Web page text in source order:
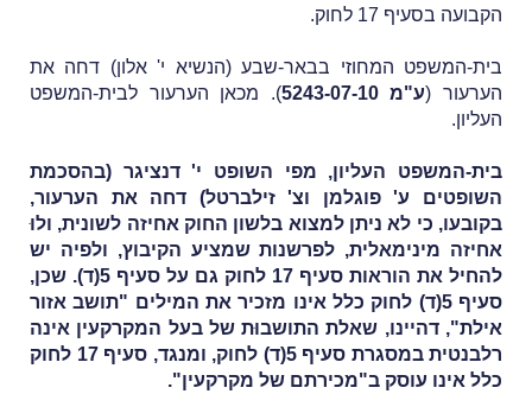
הקבועה בסעיף 17 לחוק.
בית-המשפט המחוזי בבאר-שבע (הנשיא י' אלון) דחה את
הערעור (ע"מ 5243-07-10
). מכאן הערעור לבית-המשפט
העליון.
בית-המשפט העליון, מפי השופט י' דנציגר (בהסכמת
השופטים ע' פוגלמן וצ' זילברטל) דחה את הערעור,
בקובעו, כי לא ניתן למצוא בלשון החוק אחיזה לשונית, ולוּ
אחיזה מינימאלית, לפרשנות שמציע הקיבוץ, ולפיה יש
להחיל את הוראות סעיף 17 לחוק גם על סעיף 5(ד). שכן,
סעיף 5(ד) לחוק כלל אינו מזכיר את המילים "תושב אזור
אילת", דהיינו, שאלת התושבוּת של בעל המקרקעין אינה
רלבנטית במסגרת סעיף 5(ד) לחוק, ומנגד, סעיף 17 לחוק
כלל אינו עוסק ב"מכירתם של מקרקעין".